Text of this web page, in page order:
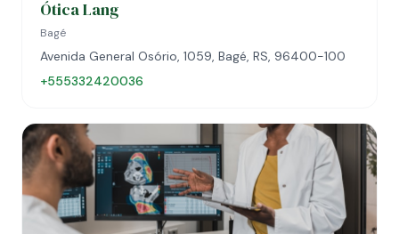
Ótica Lang
Bagé
Avenida General Osório, 1059, Bagé, RS, 96400-100
+555332420036